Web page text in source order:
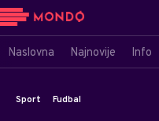
Naslovna Najnovije Info
Sport Fudbal